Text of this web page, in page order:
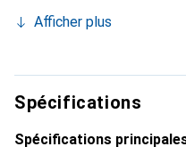
les sèche-cheveux
Afficher plus
Spécifications
Spécifications